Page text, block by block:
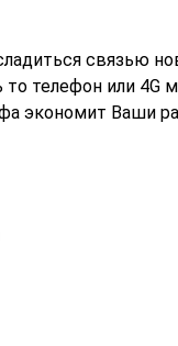
связью
телефон или 4G
экономит Ваши